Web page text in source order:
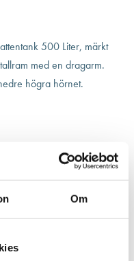
Om
500 Liter